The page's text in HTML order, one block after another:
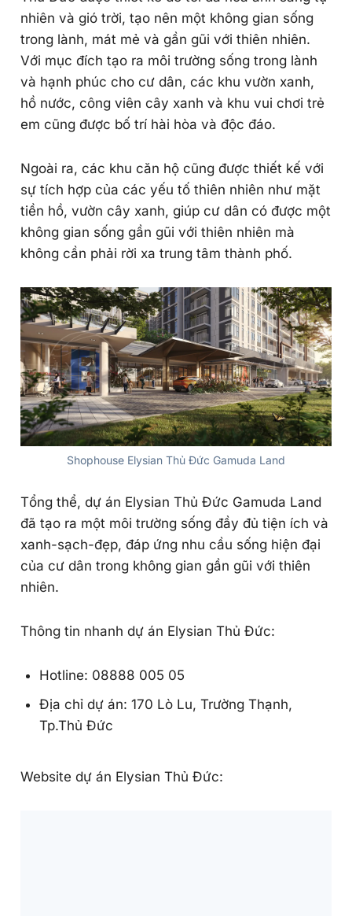
nhiên và gió trời, tạo nên một không gian sống
trong lành, mát mẻ và gần gũi với thiên nhiên.
Với mục đích tạo ra môi trường sống trong lành
và hạnh phúc cho cư dân, các khu vườn xanh,
hồ nước, công viên cây xanh và khu vui chơi trẻ
em cũng được bố trí hài hòa và độc đáo.
Ngoài ra, các khu căn hộ cũng được thiết kế với
sự tích hợp của các yếu tố thiên nhiên như mặt
tiền hồ, vườn cây xanh, giúp cư dân có được một
không gian sống gần gũi với thiên nhiên mà
không cần phải rời xa trung tâm thành phố.
Shophouse Elysian Thủ Đức Gamuda Land
Tổng thể, dự án Elysian Thủ Đức Gamuda Land
đã tạo ra một môi trường sống đầy đủ tiện ích và
xanh-sạch-đẹp, đáp ứng nhu cầu sống hiện đại
của cư dân trong không gian gần gũi với thiên
nhiên.
Thông tin nhanh dự án Elysian Thủ Đức:
Hotline: 08888 005 05
Địa chỉ dự án: 170 Lò Lu, Trường Thạnh,
Tp.Thủ Đức
Website dự án Elysian Thủ Đức: